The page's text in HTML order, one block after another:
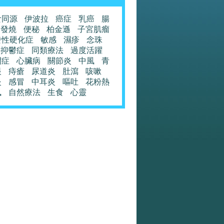
源 伊波拉 癌症 乳癌
腸
發燒
便秘 柏金遜
子宮肌瘤
硬化症
敏感 濕疹
念珠
抑鬱症
同類療法
過度活躍
心臟病 關節炎 中風
青
痔瘡 尿道炎 肚瀉
咳嗽
感冒 中耳炎 嘔吐
花粉熱
自然療法 生食 心靈